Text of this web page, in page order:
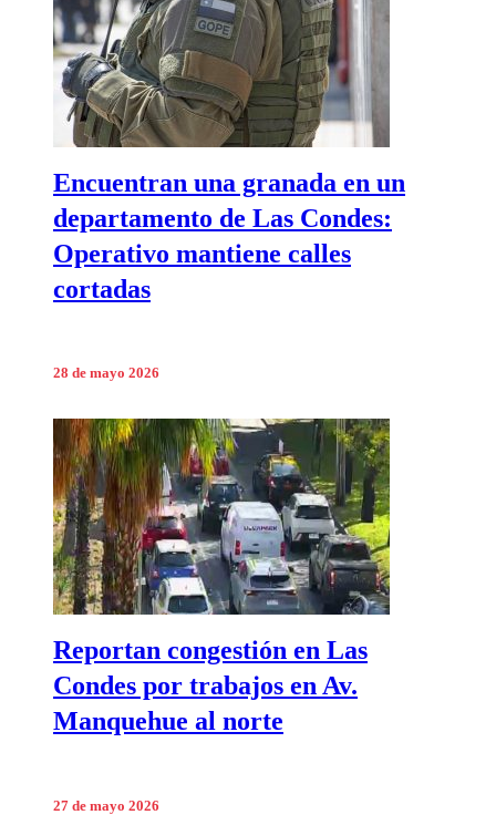
Encuentran una granada en un
departamento de Las Condes:
Operativo mantiene calles
cortadas
28 de mayo 2026
Reportan congestión en Las
Condes por trabajos en Av.
Manquehue al norte
27 de mayo 2026